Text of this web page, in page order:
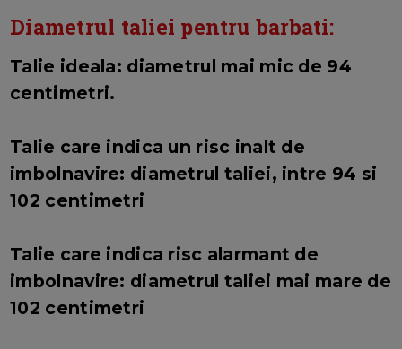
Diametrul taliei pentru barbati:
Talie ideala: diametrul mai mic de 94
centimetri.
Talie care indica un risc inalt de
imbolnavire: diametrul taliei, intre 94 si
102 centimetri
Talie care indica risc alarmant de
imbolnavire: diametrul taliei mai mare de
102 centimetri